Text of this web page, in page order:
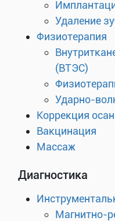
Удаление
Физиотерапия
(ВТЭС)
Ударно-
Коррекция
Вакцинация
Массаж
Диагностика
Магнитно-